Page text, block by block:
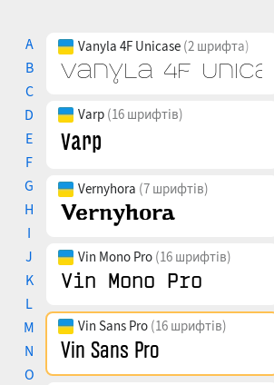
A
B
C
D
E
F
G
H
I
J
K
L
M
N
O
Vanyla 4F Unicase (2 шрифта)
Varp (16 шрифтів)
Vernyhora (7 шрифтів)
Vin Mono Pro (16 шрифтів)
Vin Sans Pro (16 шрифтів)